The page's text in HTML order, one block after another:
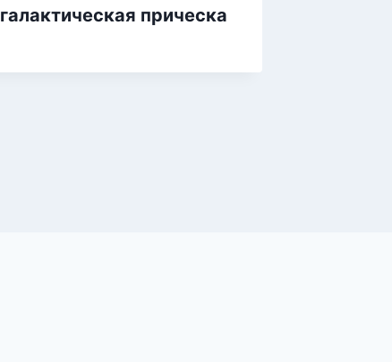
галактическая прическа